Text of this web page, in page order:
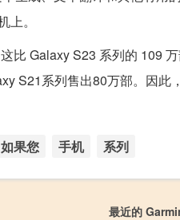
。
比 Galaxy S23 系列的 109
S21系列售出80万部。因此
如果您 手机 系列
最近的